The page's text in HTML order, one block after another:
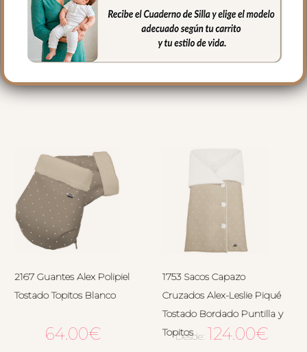
PRODUCTOS
RELACIONADOS
2167 Guantes Alex Polipiel
Tostado Topitos Blanco
64.00€
1753 Sacos Capazo
Cruzados Alex-Leslie Piqué
Tostado Bordado Puntilla y
Topitos
Desde: 124.00€